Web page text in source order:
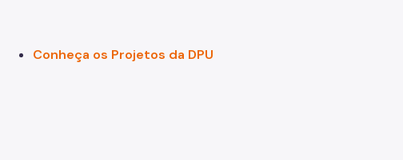
Conheça os Projetos da DPU